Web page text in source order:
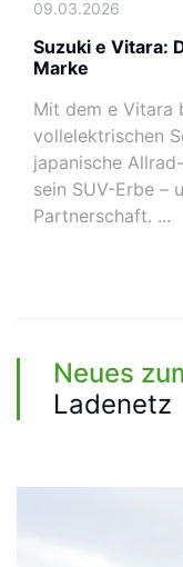
09.03.2026
Suzuki e Vitara:
Marke
Mit dem e Vitara
vollelektrischen
japanische
sein SUV-Erbe –
Partnerschaft. ...
Neues
Ladenetz